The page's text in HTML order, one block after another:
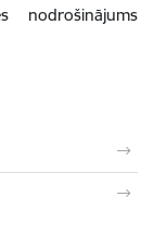
nodrošinājums